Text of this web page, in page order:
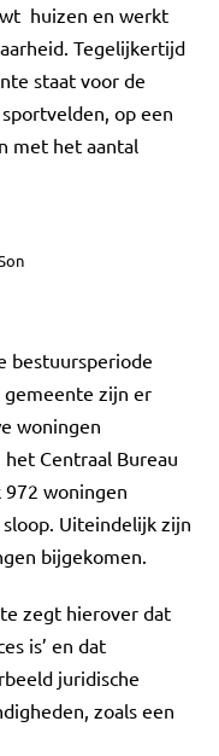
huizen en werkt
Tegelijkertijd
staat voor de
op een
met het aantal
bestuursperiode
gemeente zijn er
woningen
Centraal Bureau
woningen
Uiteindelijk zijn
bijgekomen.
zegt hierover dat
is’ en dat
juridische
zoals een